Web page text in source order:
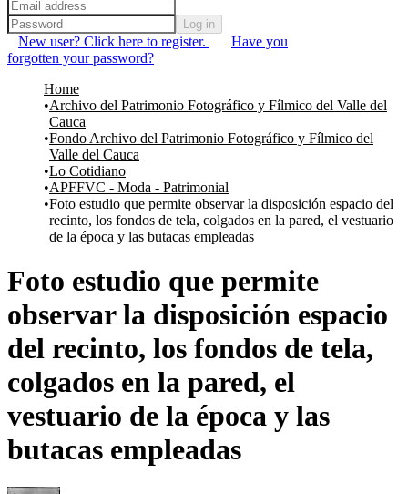
Log in
New user? Click here to register.
Have you
forgotten your password?
Home
Archivo del Patrimonio Fotográfico y Fílmico del Valle del
Cauca
Fondo Archivo del Patrimonio Fotográfico y Fílmico del
Valle del Cauca
Lo Cotidiano
APFFVC - Moda - Patrimonial
Foto estudio que permite observar la disposición espacio del
recinto, los fondos de tela, colgados en la pared, el vestuario
de la época y las butacas empleadas
Foto estudio que permite
observar la disposición espacio
del recinto, los fondos de tela,
colgados en la pared, el
vestuario de la época y las
butacas empleadas